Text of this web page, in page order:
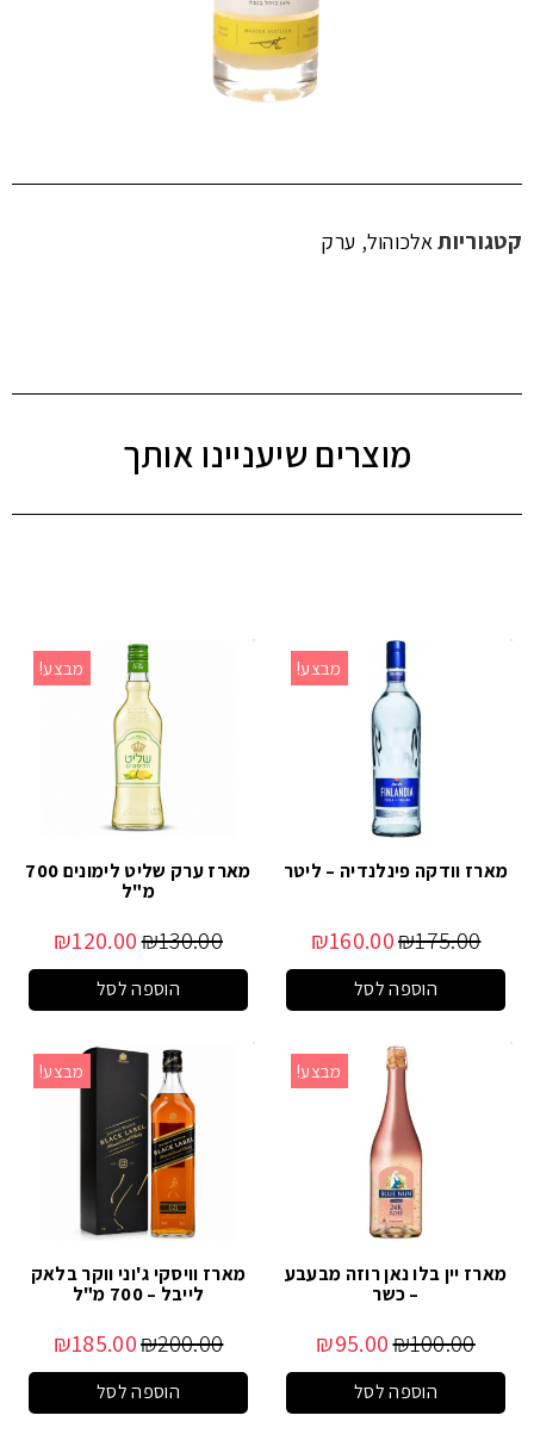
קטגוריותאלכוהול, ערק
מוצרים שיעניינו אותך
מבצע!
מארז וודקה פינלנדיה – ליטר
₪175.00
₪160.00
הוספה לסל
מבצע!
מארז ערק שליט לימונים 700
מ"ל
₪130.00
₪120.00
הוספה לסל
מבצע!
מארז יין בלו נאן רוזה מבעבע
– כשר
₪100.00
₪95.00
הוספה לסל
מבצע!
מארז וויסקי ג'וני ווקר בלאק
לייבל – 700 מ"ל
₪200.00
₪185.00
הוספה לסל